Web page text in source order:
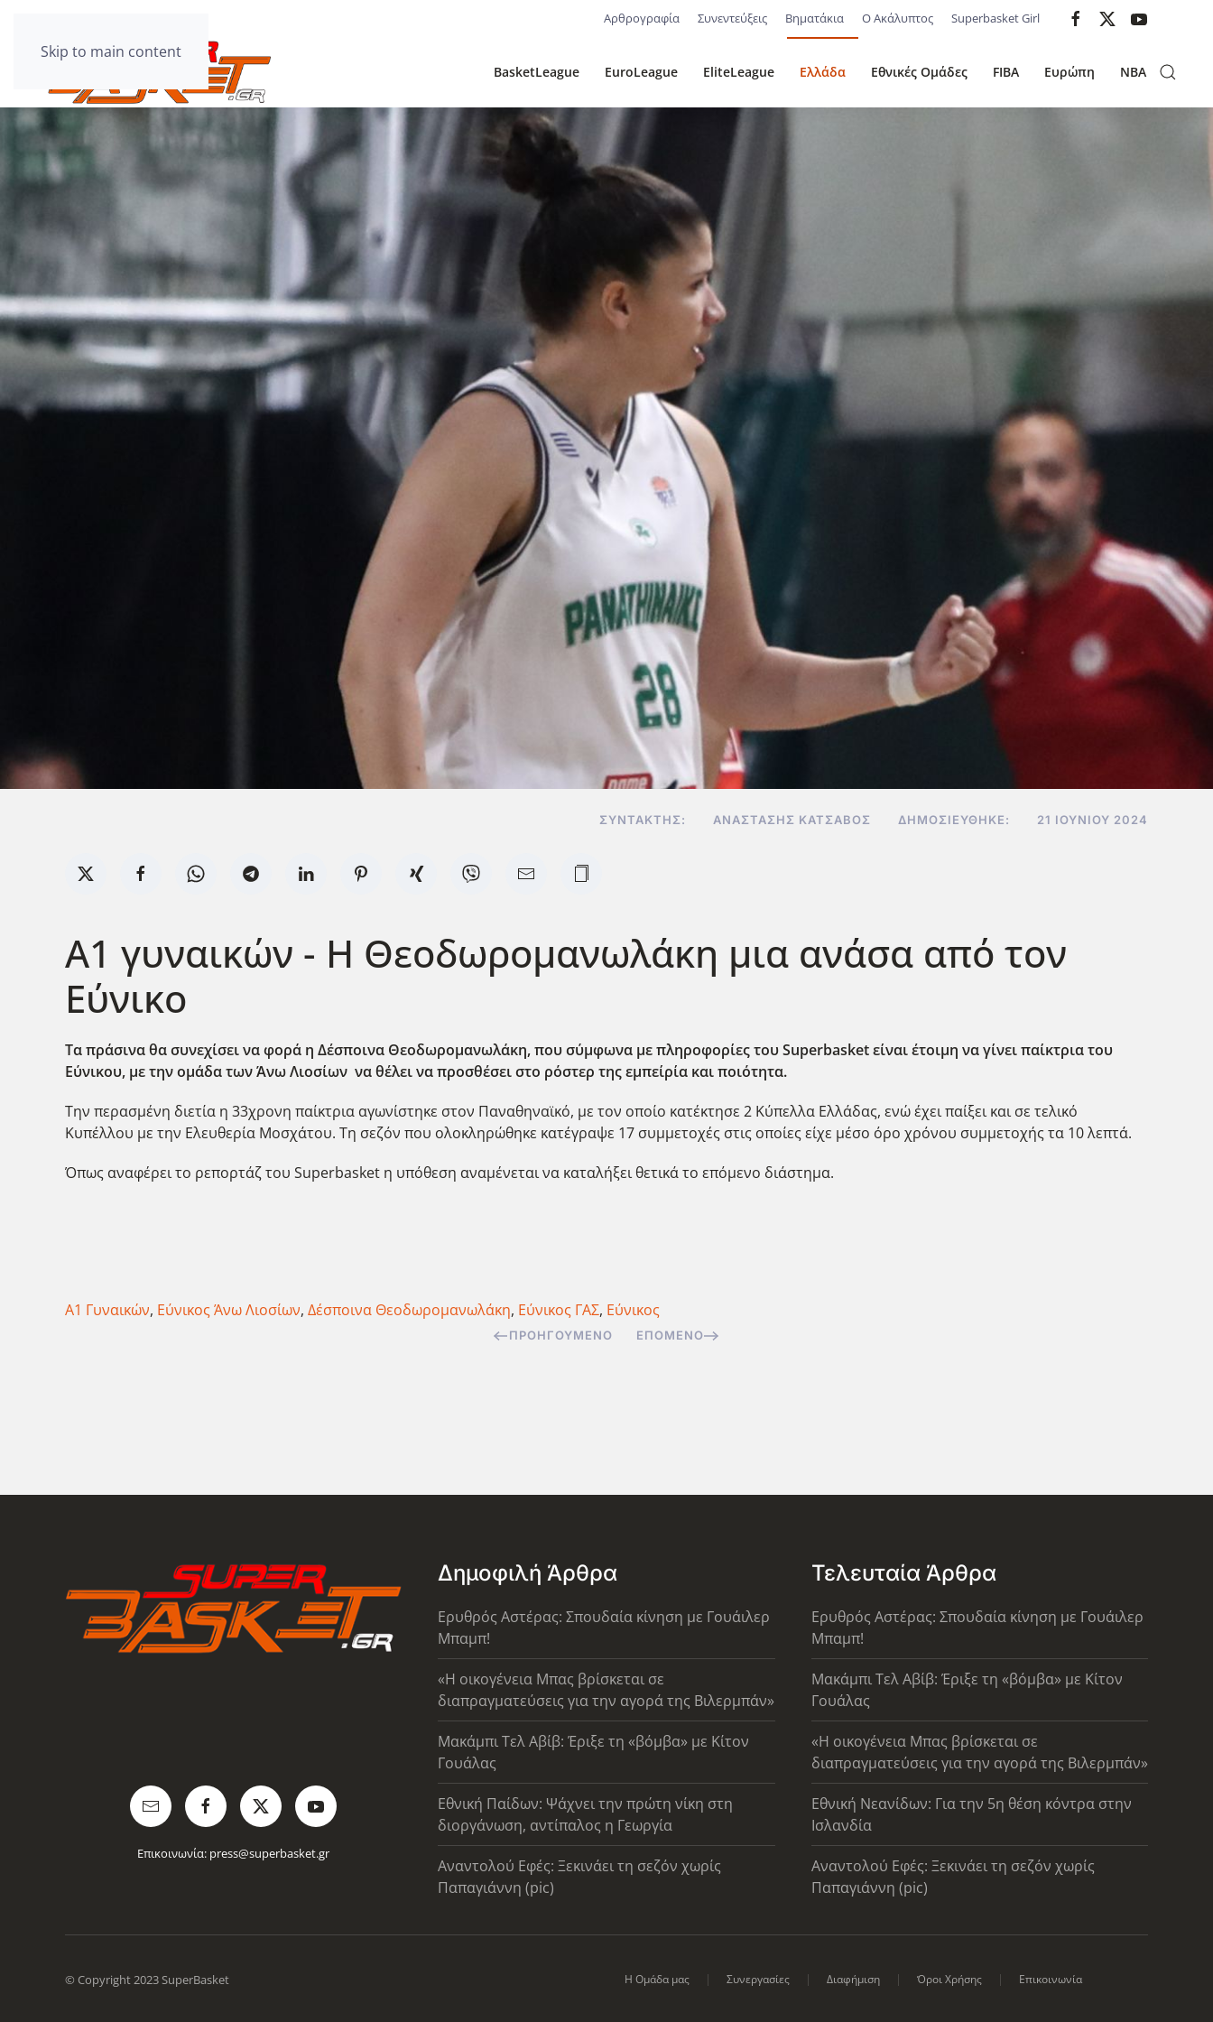
Skip to main content
Αρθρογραφία Συνεντεύξεις Βηματάκια Ο Ακάλυπτος Superbasket Girl
BasketLeague EuroLeague EliteLeague Ελλάδα Εθνικές Ομάδες FIBA Ευρώπη NBA
ΣΥΝΤΆΚΤΗΣ: ΑΝΑΣΤΆΣΗΣ ΚΑΤΣΑΒΌΣ ΔΗΜΟΣΙΕΎΘΗΚΕ: 21 ΙΟΥΝΊΟΥ 2024
Α1 γυναικών - Η Θεοδωρομανωλάκη μια ανάσα από τον
Εύνικο
Τα πράσινα θα συνεχίσει να φορά η Δέσποινα Θεοδωρομανωλάκη, που σύμφωνα με πληροφορίες του Superbasket είναι έτοιμη να γίνει παίκτρια του
Εύνικου, με την ομάδα των Άνω Λιοσίων να θέλει να προσθέσει στο ρόστερ της εμπείρία και ποιότητα.
Την περασμένη διετία η 33χρονη παίκτρια αγωνίστηκε στον Παναθηναϊκό, με τον οποίο κατέκτησε 2 Κύπελλα Ελλάδας, ενώ έχει παίξει και σε τελικό
Κυπέλλου με την Ελευθερία Μοσχάτου. Τη σεζόν που ολοκληρώθηκε κατέγραψε 17 συμμετοχές στις οποίες είχε μέσο όρο χρόνου συμμετοχής τα 10 λεπτά.
Όπως αναφέρει το ρεπορτάζ του Superbasket η υπόθεση αναμένεται να καταλήξει θετικά το επόμενο διάστημα.
Α1 Γυναικών, Εύνικος Άνω Λιοσίων, Δέσποινα Θεοδωρομανωλάκη, Εύνικος ΓΑΣ, Εύνικος
ΠΡΟΗΓΟΎΜΕΝΟ ΕΠΌΜΕΝΟ
Επικοινωνία: press@superbasket.gr
Δημοφιλή Άρθρα
Ερυθρός Αστέρας: Σπουδαία κίνηση με Γουάιλερ
Μπαμπ!
«Η οικογένεια Μπας βρίσκεται σε
διαπραγματεύσεις για την αγορά της Βιλερμπάν»
Μακάμπι Τελ Αβίβ: Έριξε τη «βόμβα» με Κίτον
Γουάλας
Εθνική Παίδων: Ψάχνει την πρώτη νίκη στη
διοργάνωση, αντίπαλος η Γεωργία
Αναντολού Εφές: Ξεκινάει τη σεζόν χωρίς
Παπαγιάννη (pic)
Τελευταία Άρθρα
Ερυθρός Αστέρας: Σπουδαία κίνηση με Γουάιλερ
Μπαμπ!
Μακάμπι Τελ Αβίβ: Έριξε τη «βόμβα» με Κίτον
Γουάλας
«Η οικογένεια Μπας βρίσκεται σε
διαπραγματεύσεις για την αγορά της Βιλερμπάν»
Εθνική Νεανίδων: Για την 5η θέση κόντρα στην
Ισλανδία
Αναντολού Εφές: Ξεκινάει τη σεζόν χωρίς
Παπαγιάννη (pic)
© Copyright 2023 SuperBasket Η Ομάδα μας Συνεργασίες Διαφήμιση Όροι Χρήσης Επικοινωνία